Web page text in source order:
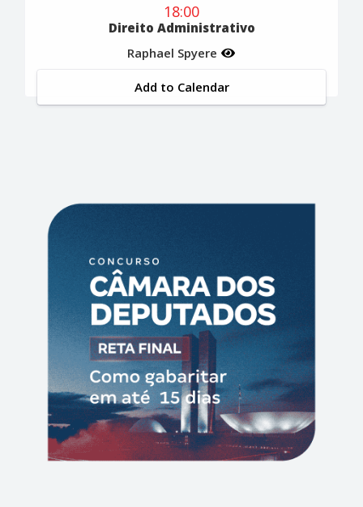
18:00
Direito Administrativo
Raphael Spyere
Add to Calendar